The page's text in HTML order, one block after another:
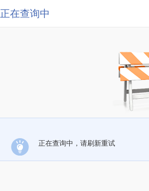
正在查询中
正在查询中，请刷新重试